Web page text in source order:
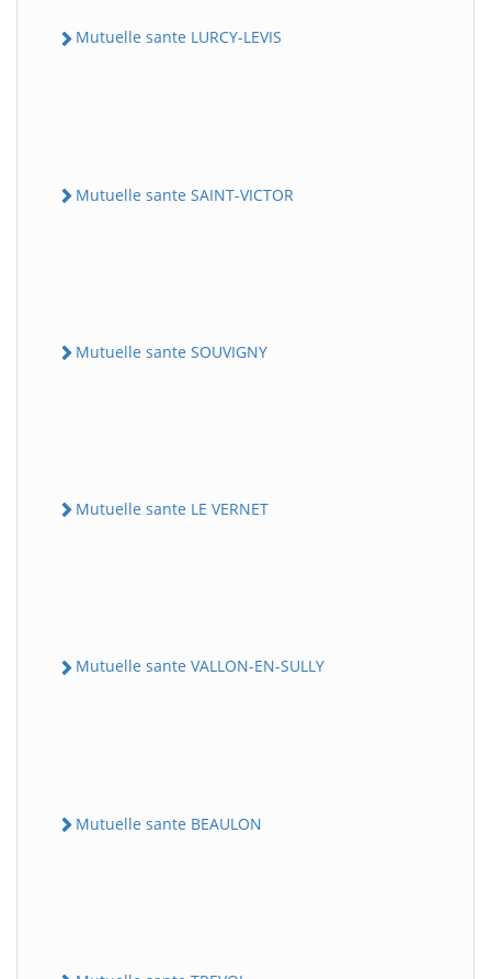
Mutuelle sante LURCY-LEVIS
Mutuelle sante SAINT-VICTOR
Mutuelle sante SOUVIGNY
Mutuelle sante LE VERNET
Mutuelle sante VALLON-EN-SULLY
Mutuelle sante BEAULON